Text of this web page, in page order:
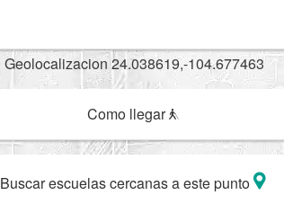
Geolocalizacion 24.038619,-104.677463
Como llegar
Buscar escuelas cercanas a este punto